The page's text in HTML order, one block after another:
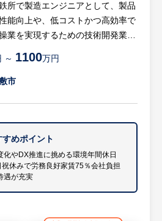
所で製造エンジニアとして、製品
能向上や、低コストかつ高効率で
業を実現するための技術開発業務
は…】
ンの能率／コスト改善のための製
び製造設備の研究、開発、データ
質管理ならびに品質向上のための
よび製造設備の研究、開発、デー
～ 1100万円
市
めポイント
化やDX推進に挑める環境年間休日
休みで労務良好家賃75％会社負担
遇が充実